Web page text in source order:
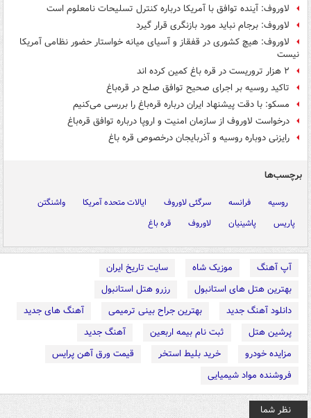
لاوروف: آینده توافق با آمریکا درباره کنترل تسلیحات نامعلوم است
لاوروف: برجام نباید مورد بازنگری قرار گیرد
لاوروف: هیچ کشوری در قفقاز و آسیای میانه خواستار حضور نظامی آمریکا
نیست
۲ هزار تروریست در قره باغ کمین کرده اند
تاکید روسیه بر اجرای صحیح توافق صلح در قره‌باغ
مسکو: با دقت پیشنهاد ایران درباره قره‌باغ را بررسی می‌کنیم
درخواست لاوروف از سازمان امنیت و اروپا درباره توافق قره‌باغ
رایزنی دوباره روسیه و آذربایجان درخصوص قره باغ
برچسب‌ها
روسیه فرانسه سرگئی لاوروف ایالات متحده آمریکا
واشنگتن
پاریس
پاشینیان لاوروف قره باغ
آپ آهنگ موزیک شاه
سایت تاریخ ایران
بهترین هتل های استانبول
رزرو هتل استانبول
دانلود آهنگ جدید
بهترین جراح بینی ترمیمی
آهنگ های جدید
پرشین هتل
ثبت نام بیمه اربعین
آهنگ جدید
مزایده خودرو
خرید بلیط استخر
قیمت ورق آهن پرایس
فروشنده مواد شیمیایی
نظر شما